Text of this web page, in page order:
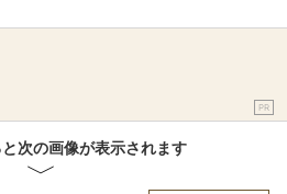
PR
次の画像が表示されます